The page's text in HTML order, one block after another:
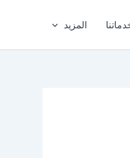
المزيد